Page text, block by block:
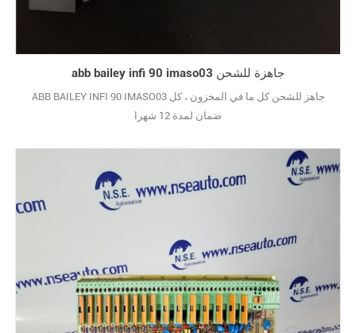
abb bailey infi 90 imaso03 جاهزة للشحن
ABB BAILEY INFI 90 IMASO03 جاهز للشحن كل ما في المخزون ، كل
ضمان لمدة 12 شهرا